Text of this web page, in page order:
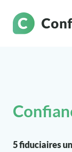
5 fiduciaires